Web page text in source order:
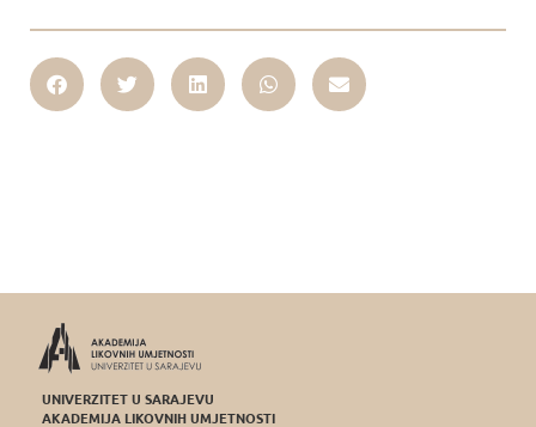
UNIVERZITET U SARAJEVU
AKADEMIJA LIKOVNIH UMJETNOSTI